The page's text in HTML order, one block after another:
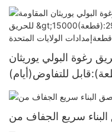
رغوة البولي يوريثان
للحريق >15000(قطعة):قابل للتفاوض(أيام)